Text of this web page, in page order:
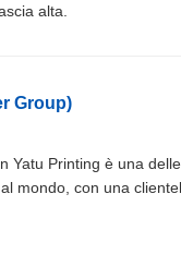
alta.
Group)
Yatu Printing è una
mondo, con una